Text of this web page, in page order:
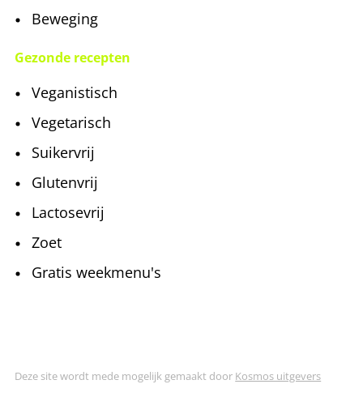
Beweging
Gezonde recepten
Veganistisch
Vegetarisch
Suikervrij
Glutenvrij
Lactosevrij
Zoet
Gratis weekmenu's
Deze site wordt mede mogelijk gemaakt door Kosmos uitgevers